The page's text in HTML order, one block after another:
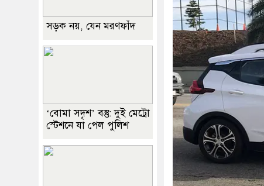
সড়ক নয়, যেন মরণফাঁদ
‘বোমা সদৃশ’ বস্তু: দুই মেট্রো
স্টেশনে যা পেল পুলিশ